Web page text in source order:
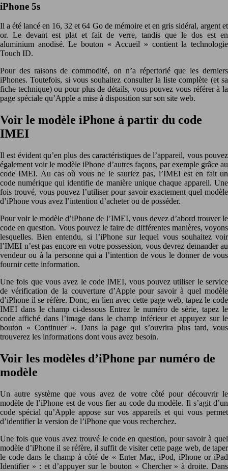
iPhone 5s
Il a été lancé en 16, 32 et 64 Go de mémoire et en gris sidéral, argent et
or. Le devant est plat et fait de verre, tandis que le dos est en
aluminium anodisé. Le bouton « Accueil » contient la technologie
Touch ID.
Pour des raisons de commodité, on n’a répertorié que les derniers
iPhones. Toutefois, si vous souhaitez consulter la liste complète (et sa
fiche technique) ou pour plus de détails, vous pouvez vous référer à la
page spéciale qu’Apple a mise à disposition sur son site web.
Voir le modèle iPhone à partir du code
IMEI
Il est évident qu’en plus des caractéristiques de l’appareil, vous pouvez
également voir le modèle iPhone d’autres façons, par exemple grâce au
code IMEI. Au cas où vous ne le sauriez pas, l’IMEI est en fait un
code numérique qui identifie de manière unique chaque appareil. Une
fois trouvé, vous pouvez l’utiliser pour savoir exactement quel modèle
d’iPhone vous avez l’intention d’acheter ou de posséder.
Pour voir le modèle d’iPhone de l’IMEI, vous devez d’abord trouver le
code en question. Vous pouvez le faire de différentes manières, voyons
lesquelles. Bien entendu, si l’iPhone sur lequel vous souhaitez voir
l’IMEI n’est pas encore en votre possession, vous devrez demander au
vendeur ou à la personne qui a l’intention de vous le donner de vous
fournir cette information.
Une fois que vous avez le code IMEI, vous pouvez utiliser le service
de vérification de la couverture d’Apple pour savoir à quel modèle
d’iPhone il se réfère. Donc, en lien avec cette page web, tapez le code
IMEI dans le champ ci-dessous Entrez le numéro de série, tapez le
code affiché dans l’image dans le champ inférieur et appuyez sur le
bouton « Continuer ». Dans la page qui s’ouvrira plus tard, vous
trouverez les informations dont vous avez besoin.
Voir les modèles d’iPhone par numéro de
modèle
Un autre système que vous avez de votre côté pour découvrir le
modèle de l’iPhone est de vous fier au code du modèle. Il s’agit d’un
code spécial qu’Apple appose sur vos appareils et qui vous permet
d’identifier la version de l’iPhone que vous recherchez.
Une fois que vous avez trouvé le code en question, pour savoir à quel
modèle d’iPhone il se réfère, il suffit de visiter cette page web, de taper
le code dans le champ à côté de « Enter Mac, iPod, iPhone or iPad
Identifier » : et d’appuyer sur le bouton « Chercher » à droite. Dans